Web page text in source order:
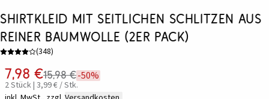
Shirtkleid mit seitlichen Schlitzen aus
reiner Baumwolle (2er Pack)
(348)
7,98 €15,98 €-50%
2 Stück | 3,99 € / Stk.